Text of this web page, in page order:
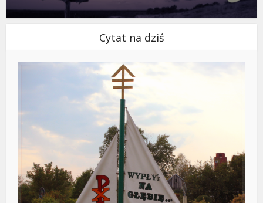
Cytat na dziś